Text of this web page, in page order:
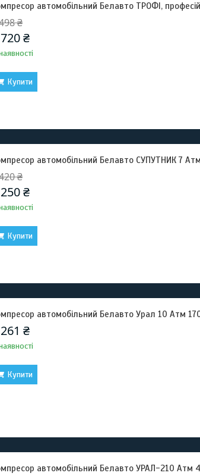
автомобільний Белавто ТРОФІ,
₴
₴
Купити
автомобільний Белавто СУПУТНИК 7
₴
₴
Купити
автомобільний Белавто Урал 10 Атм
₴
Купити
автомобільний Белавто УРАЛ-210 Атм